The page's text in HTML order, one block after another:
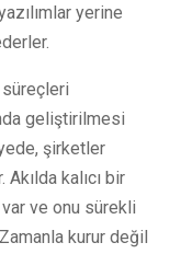
yerine
geliştirilmesi
şirketler
kalıcı bir
ve onu sürekli
kurur değil